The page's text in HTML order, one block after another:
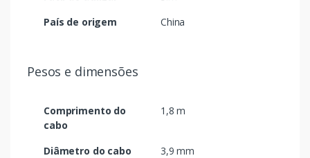
País de origem
China
Pesos e dimensões
Comprimento do
cabo
1,8 m
Diâmetro do cabo
3,9 mm